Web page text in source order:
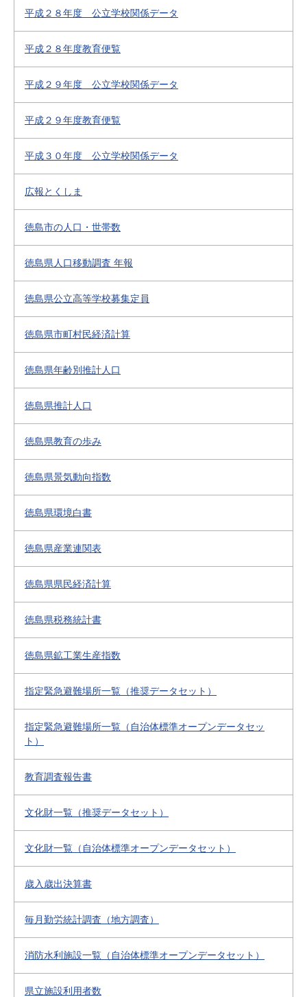
平成２８年度 公立学校関係データ
平成２８年度教育便覧
平成２９年度 公立学校関係データ
平成２９年度教育便覧
平成３０年度 公立学校関係データ
広報とくしま
徳島市の人口・世帯数
徳島県人口移動調査 年報
徳島県公立高等学校募集定員
徳島県市町村民経済計算
徳島県年齢別推計人口
徳島県推計人口
徳島県教育の歩み
徳島県景気動向指数
徳島県環境白書
徳島県産業連関表
徳島県県民経済計算
徳島県税務統計書
徳島県鉱工業生産指数
指定緊急避難場所一覧（推奨データセット）
指定緊急避難場所一覧（自治体標準オープンデータセッ
ト）
教育調査報告書
文化財一覧（推奨データセット）
文化財一覧（自治体標準オープンデータセット）
歳入歳出決算書
毎月勤労統計調査（地方調査）
消防水利施設一覧（自治体標準オープンデータセット）
県立施設利用者数